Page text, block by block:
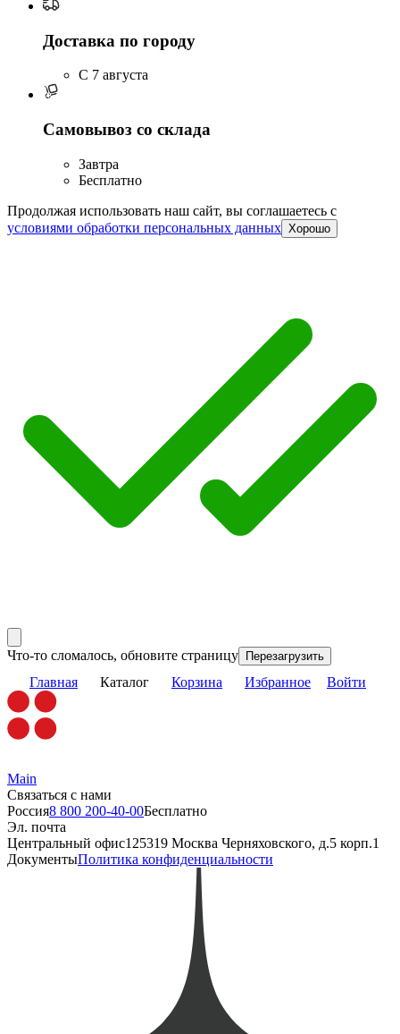
Доставка по городу
C 7 августа
Самовывоз со склада
Завтра
Бесплатно
Продолжая использовать наш сайт, вы соглашаетесь c
условиями обработки персональных данных Хорошо
Что-то сломалось, обновите страницу Перезагрузить
Главная Каталог Корзина Избранное Войти
Main
Связаться с нами
Россия8 800 200-40-00Бесплатно
Эл. почта
Центральный офис125319 Москва Черняховского, д.5 корп.1
ДокументыПолитика конфиденциальности